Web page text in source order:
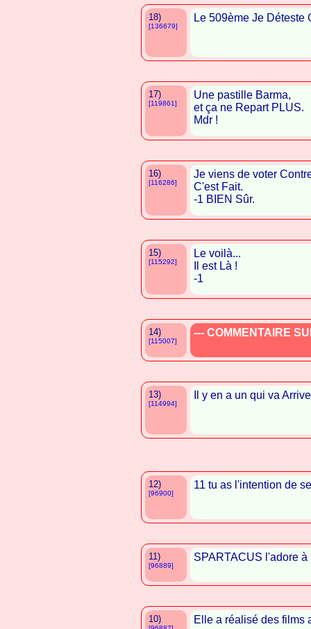
18)
[136679]
Le 509ème Je Déteste
17)
[119861]
Une pastille Barma,
et ça ne Repart PLUS.
Mdr !
16)
[116286]
Je viens de voter
C'est Fait.
-1 BIEN Sûr.
15)
[115292]
Le voilà...
Il est Là !
-1
14)
[115007]
--- COMMENTAIRE
13)
[114994]
Il y en a un qui va
12)
[96900]
11 tu as l'intention de
11)
[96889]
SPARTACUS l'adore à
10) Elle a réalisé des films